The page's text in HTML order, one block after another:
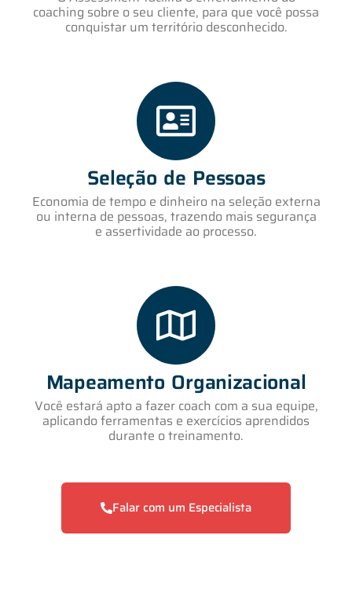
coaching sobre o seu cliente, para que você possa
conquistar um território desconhecido.
Seleção de Pessoas
Economia de tempo e dinheiro na seleção externa
ou interna de pessoas, trazendo mais segurança
e assertividade ao processo.
Mapeamento Organizacional
Você estará apto a fazer coach com a sua equipe,
aplicando ferramentas e exercícios aprendidos
durante o treinamento.
Falar com um Especialista